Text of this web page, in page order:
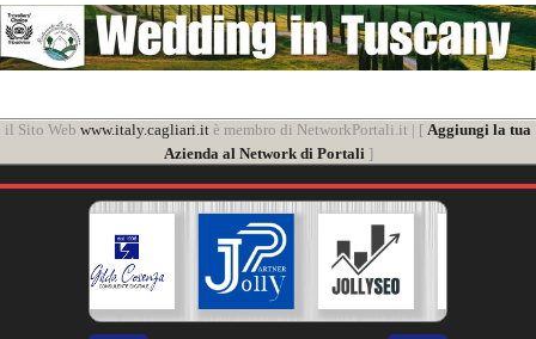
il Sito Web www.italy.cagliari.it è membro di NetworkPortali.it | [ Aggiungi la tua
Azienda al Network di Portali]